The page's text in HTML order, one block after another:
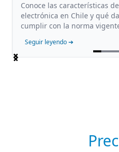
Conoce las características
electrónica en Chile y qué
cumplir con la norma
Seguir leyendo ➔
Item